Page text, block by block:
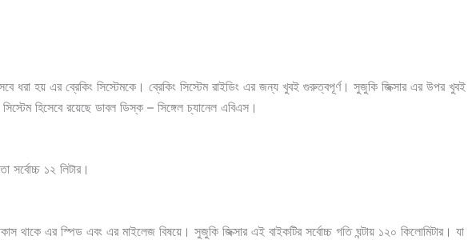
ধরা হয় এর ব্রেকিং সিস্টেমকে। ব্রেকিং সিস্টেম রাইডিং এর জন্য খুবই গুরুত্বপূর্ণ। সুজুকি জিক্সার এর উপর খুবই
হিসেবে রয়েছে ডাবল ডিস্ক – সিঙ্গেল চ্যানেল এবিএস।
সর্বোচ্চ ১২ লিটার।
থাকে এর স্পিড এবং এর মাইলেজ বিষয়ে। সুজুকি জিক্সার এই বাইকটির সর্বোচ্চ গতি ঘন্টায় ১২০ কিলোমিটার। যা